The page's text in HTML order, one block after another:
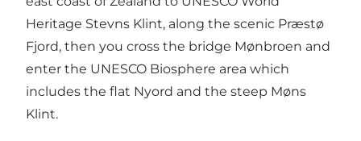
Heritage Stevns Klint, along the scenic Præstø
Fjord, then you cross the bridge Mønbroen and
enter the UNESCO Biosphere area which
includes the flat Nyord and the steep Møns
Klint.